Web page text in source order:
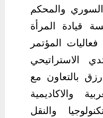
السوري والمحكم
قيادة المرأة
المؤتمر
الاستراتيحي
بالتعاون مع
والاكاديمية
والنقل